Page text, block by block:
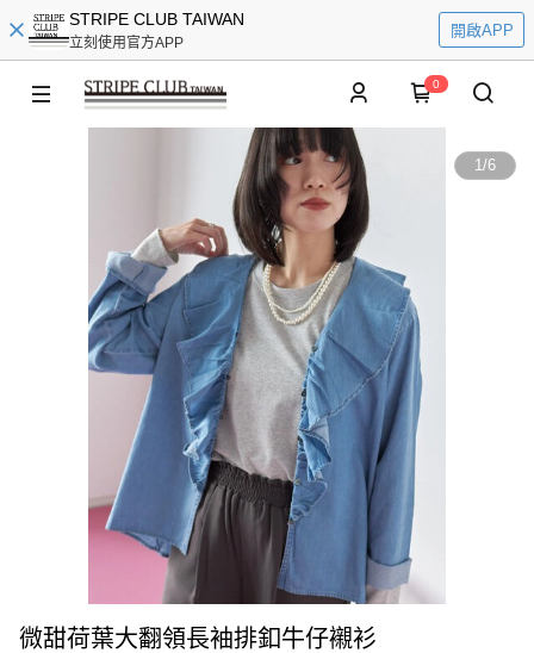
STRIPE CLUB TAIWAN
立刻使用官方APP
開啟APP
0
1/6
微甜荷葉大翻領長袖排釦牛仔襯衫